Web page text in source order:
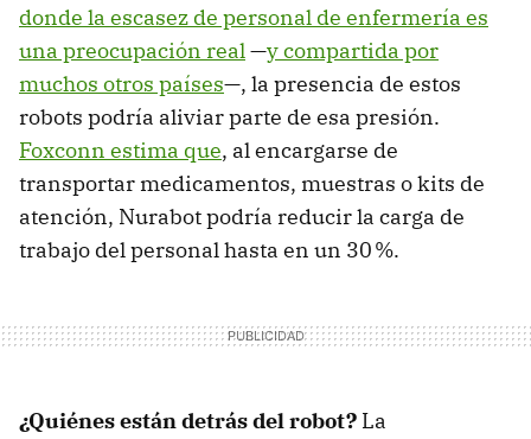
donde la escasez de personal de enfermería es
una preocupación real—y compartida por
muchos otros países—, la presencia de estos
robots podría aliviar parte de esa presión.
Foxconn estima que, al encargarse de
transportar medicamentos, muestras o kits de
atención, Nurabot podría reducir la carga de
trabajo del personal hasta en un 30 %.
¿Quiénes están detrás del robot? La